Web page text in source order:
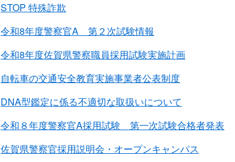
STOP 特殊詐欺
令和8年度警察官A 第２次試験情報
令和8年度佐賀県警察職員採用試験実施計画
自転車の交通安全教育実施事業者公表制度
DNA型鑑定に係る不適切な取扱いについて
令和８年度警察官A採用試験 第一次試験合格者発表
佐賀県警察官採用説明会・オープンキャンパス